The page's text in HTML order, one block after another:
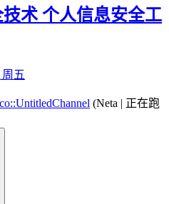
术 个人信息安全工
周五
(Neta | 正在跑